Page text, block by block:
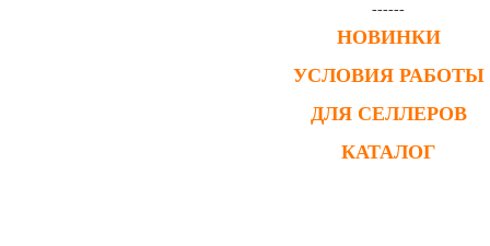
------
НОВИНКИ
УСЛОВИЯ РАБОТЫ
ДЛЯ СЕЛЛЕРОВ
КАТАЛОГ